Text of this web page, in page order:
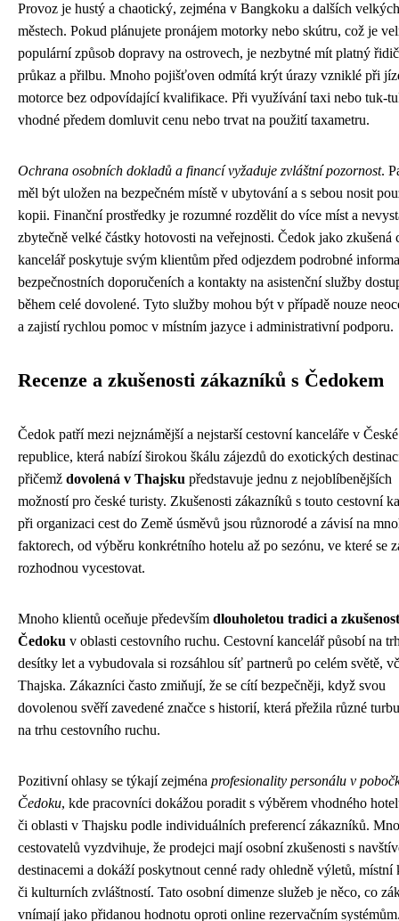
Provoz je hustý a chaotický, zejména v Bangkoku a dalších velkých
městech. Pokud plánujete pronájem motorky nebo skútru, což je
populární způsob dopravy na ostrovech, je nezbytné mít platný
průkaz a přilbu. Mnoho pojišťoven odmítá krýt úrazy vzniklé při
motorce bez odpovídající kvalifikace. Při využívání taxi nebo tuk-
vhodné předem domluvit cenu nebo trvat na použití taxametru.
Ochrana osobních dokladů a financí vyžaduje zvláštní pozornost.
měl být uložen na bezpečném místě v ubytování a s sebou nosit
kopii. Finanční prostředky je rozumné rozdělit do více míst a
zbytečně velké částky hotovosti na veřejnosti. Čedok jako zkušená
kancelář poskytuje svým klientům před odjezdem podrobné
bezpečnostních doporučeních a kontakty na asistenční služby
během celé dovolené. Tyto služby mohou být v případě nouze
a zajistí rychlou pomoc v místním jazyce i administrativní podporu.
Recenze a zkušenosti zákazníků s Čedokem
Čedok patří mezi nejznámější a nejstarší cestovní kanceláře v České
republice, která nabízí širokou škálu zájezdů do exotických
přičemž dovolená v Thajsku představuje jednu z nejoblíbenějších
možností pro české turisty. Zkušenosti zákazníků s touto cestovní
při organizaci cest do Země úsměvů jsou různorodé a závisí na
faktorech, od výběru konkrétního hotelu až po sezónu, ve které se
rozhodnou vycestovat.
Mnoho klientů oceňuje především dlouholetou tradici a
Čedoku v oblasti cestovního ruchu. Cestovní kancelář působí na
desítky let a vybudovala si rozsáhlou síť partnerů po celém světě,
Thajska. Zákazníci často zmiňují, že se cítí bezpečněji, když svou
dovolenou svěří zavedené značce s historií, která přežila různé
na trhu cestovního ruchu.
Pozitivní ohlasy se týkají zejména profesionality personálu v
Čedoku, kde pracovníci dokážou poradit s výběrem vhodného
či oblasti v Thajsku podle individuálních preferencí zákazníků.
cestovatelů vyzdvihuje, že prodejci mají osobní zkušenosti s
destinacemi a dokáží poskytnout cenné rady ohledně výletů, místní
či kulturních zvláštností. Tato osobní dimenze služeb je něco, co
vnímají jako přidanou hodnotu oproti online rezervačním